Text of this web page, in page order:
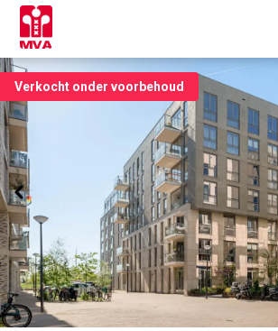
Verkocht onder voorbehoud